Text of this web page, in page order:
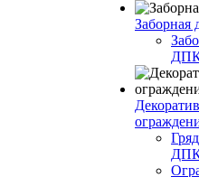
Заборная